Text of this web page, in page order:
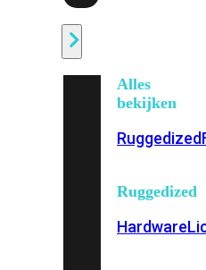
Alles
bekijken
Ruggedized
Ruggedized
Hardware